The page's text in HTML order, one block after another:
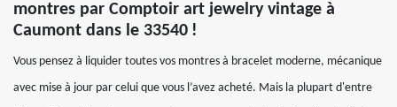
montres par Comptoir art jewelry vintage à
Caumont dans le 33540 !
Vous pensez à liquider toutes vos montres à bracelet moderne, mécanique
avec mise à jour par celui que vous l’avez acheté. Mais la plupart d'entre